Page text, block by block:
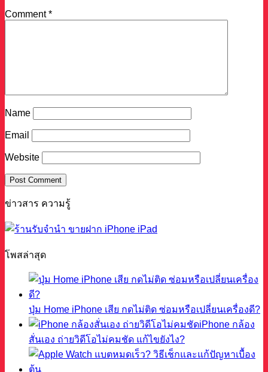
Comment*
Name
Email
Website
ข่าวสาร ความรู้
โพสล่าสุด
ปุ่ม Home iPhone เสีย กดไม่ติด ซ่อมหรือเปลี่ยนเครื่องดี?
iPhone กล้อง
สั่นเอง ถ่ายวิดีโอไม่คมชัด แก้ไขยังไง?